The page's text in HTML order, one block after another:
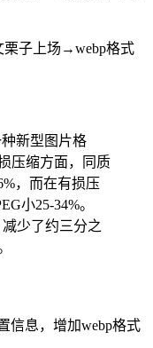
栗子上场→webp格式
种新型图片格
压缩方面，同质
，而在有损压
小25-34%。
少了约三分之
信息，增加webp格式